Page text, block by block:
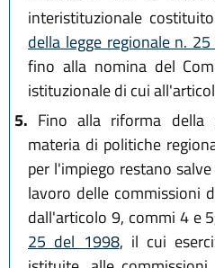
interistituzionale
della legge regionale n.
fino alla nomina del
istituzionale di cui
5. Fino alla riforma della
materia di politiche
per l'impiego restano
lavoro delle commissioni
dall'articolo 9, commi 4 e
25 del 1998, il cui